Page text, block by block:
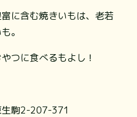
に含む焼きいもは、老若
。
つに食べるもよし！
生駒2-207-371